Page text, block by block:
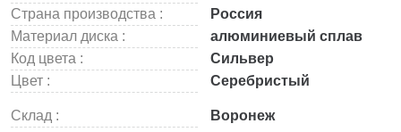
Страна производства :
Россия
Материал диска :
алюминиевый сплав
Код цвета :
Сильвер
Цвет :
Серебристый
Склад : Воронеж